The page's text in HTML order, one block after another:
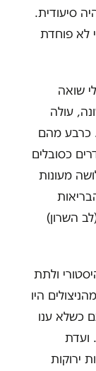
סיעודית.
לא פוחדת
על כ-200,000 ניצולי שואה
עולה
כרבע מהם
כסובלים
מעונות
(לב השרון)
ולתת
היו
כשלא ענו
ועדת
ירוקות